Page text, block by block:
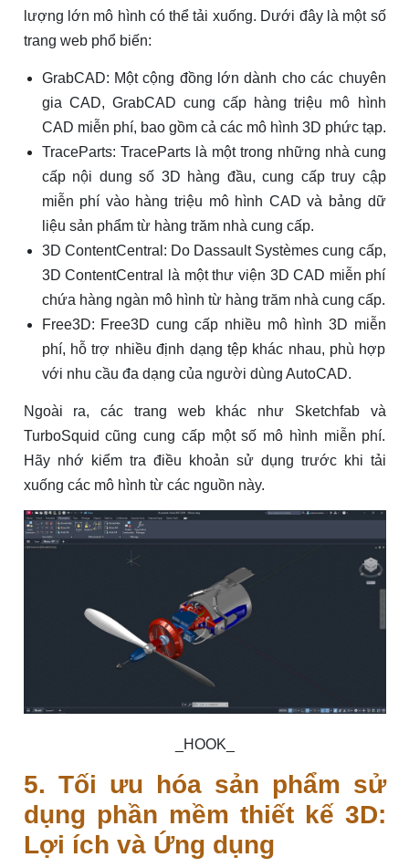
lượng lớn mô hình có thể tải xuống. Dưới đây là một số
trang web phổ biến:
GrabCAD: Một cộng đồng lớn dành cho các chuyên
gia CAD, GrabCAD cung cấp hàng triệu mô hình
CAD miễn phí, bao gồm cả các mô hình 3D phức tạp.
TraceParts: TraceParts là một trong những nhà cung
cấp nội dung số 3D hàng đầu, cung cấp truy cập
miễn phí vào hàng triệu mô hình CAD và bảng dữ
liệu sản phẩm từ hàng trăm nhà cung cấp.
3D ContentCentral: Do Dassault Systèmes cung cấp,
3D ContentCentral là một thư viện 3D CAD miễn phí
chứa hàng ngàn mô hình từ hàng trăm nhà cung cấp.
Free3D: Free3D cung cấp nhiều mô hình 3D miễn
phí, hỗ trợ nhiều định dạng tệp khác nhau, phù hợp
với nhu cầu đa dạng của người dùng AutoCAD.
Ngoài ra, các trang web khác như Sketchfab và
TurboSquid cũng cung cấp một số mô hình miễn phí.
Hãy nhớ kiểm tra điều khoản sử dụng trước khi tải
xuống các mô hình từ các nguồn này.
_HOOK_
5. Tối ưu hóa sản phẩm sử
dụng phần mềm thiết kế 3D:
Lợi ích và Ứng dụng